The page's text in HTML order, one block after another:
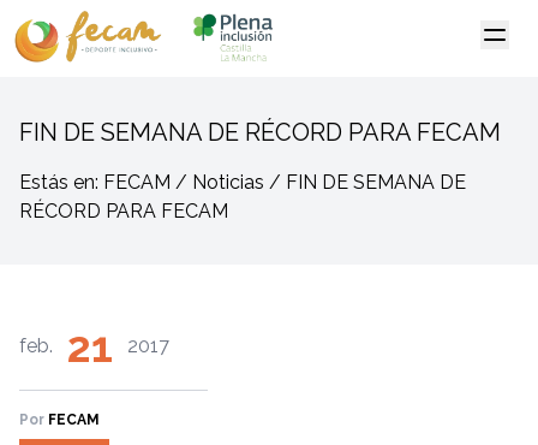
FIN DE SEMANA DE RÉCORD PARA FECAM
Estás en: FECAM / Noticias / FIN DE SEMANA DE
RÉCORD PARA FECAM
feb. 21 2017
Por FECAM